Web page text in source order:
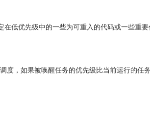
低优先级中的一些为可重入的代码或一些重要
度，如果被唤醒任务的优先级比当前运行的任